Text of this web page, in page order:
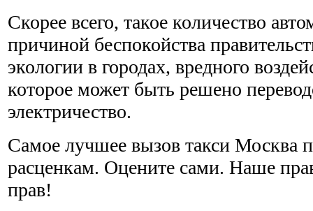
Скорее всего, такое количество
причиной беспокойства
экологии в городах, вредного
которое может быть решено
электричество.
Самое лучшее вызов такси Москва
расценкам. Оцените сами. Наше
прав!